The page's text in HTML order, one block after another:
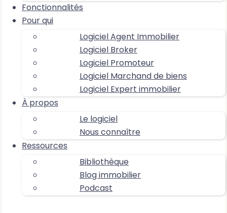
Fonctionnalités
Pour qui
Logiciel Agent Immobilier
Logiciel Broker
Logiciel Promoteur
Logiciel Marchand de biens
Logiciel Expert immobilier
À propos
Le logiciel
Nous connaître
Ressources
Bibliothèque
Blog immobilier
Podcast